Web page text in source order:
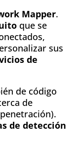
Mapper.
que se
sus
de
de código
de
de detección